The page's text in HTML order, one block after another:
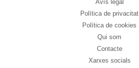
Avís legal
Política de privacitat
Política de cookies
Qui som
Contacte
Xarxes socials